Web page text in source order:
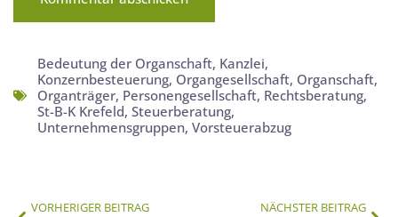
Bedeutung der Organschaft, Kanzlei,
Konzernbesteuerung, Organgesellschaft, Organschaft,
Organträger, Personengesellschaft, Rechtsberatung,
St-B-K Krefeld, Steuerberatung,
Unternehmensgruppen, Vorsteuerabzug
VORHERIGER BEITRAG NÄCHSTER BEITRAG